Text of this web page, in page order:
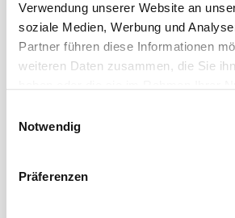
Verwendung unserer Website an
soziale Medien, Werbung und
Partner führen diese Informationen
weiteren Daten zusammen, die Sie
Sie unter:Datenschutz
Notwendig
Präferenzen